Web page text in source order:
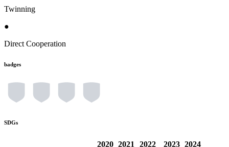
Twinning
●
Direct Cooperation
badges
SDGs
2020 2021 2022 2023 2024